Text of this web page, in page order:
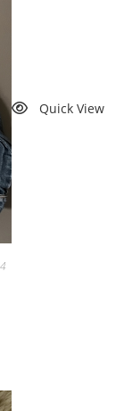
Quick View